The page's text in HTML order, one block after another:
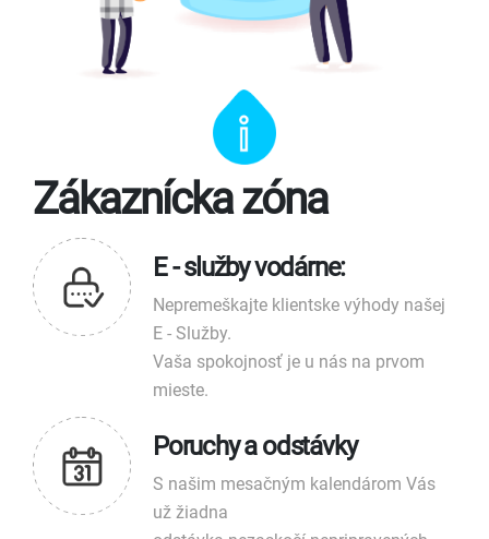
Zákaznícka zóna
E - služby vodárne:
Nepremeškajte klientske výhody našej
E - Služby.
Vaša spokojnosť je u nás na prvom
mieste.
Poruchy a odstávky
S našim mesačným kalendárom Vás
už žiadna